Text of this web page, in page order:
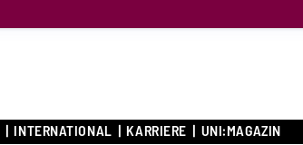
INTERNATIONAL KARRIERE UNI:MAGAZIN